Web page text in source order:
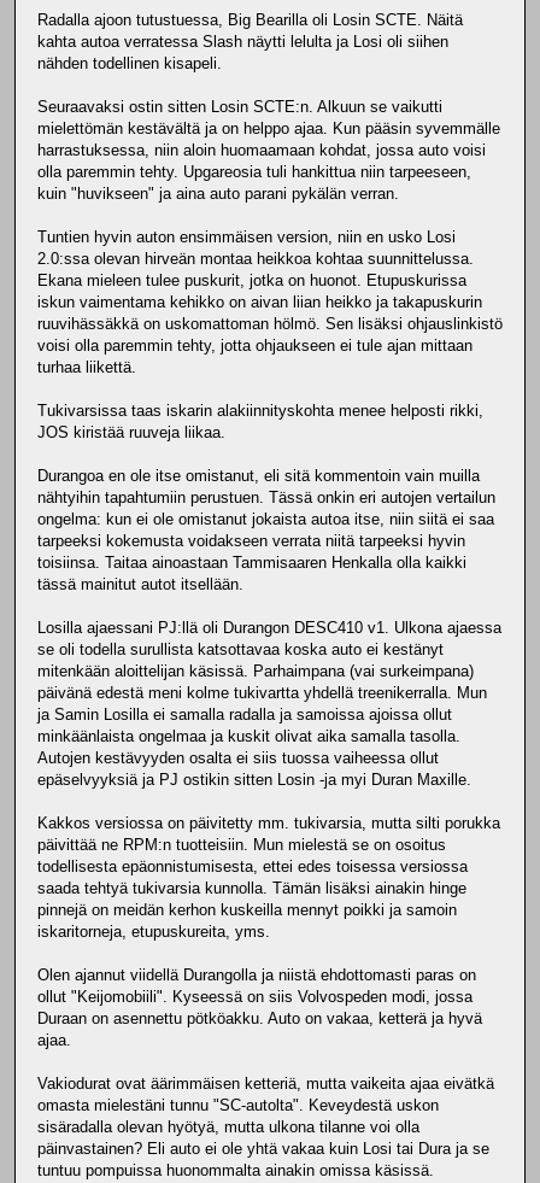
Radalla ajoon tutustuessa, Big Bearilla oli Losin SCTE. Näitä
kahta autoa verratessa Slash näytti lelulta ja Losi oli siihen
nähden todellinen kisapeli.
Seuraavaksi ostin sitten Losin SCTE:n. Alkuun se vaikutti
mielettömän kestävältä ja on helppo ajaa. Kun pääsin syvemmälle
harrastuksessa, niin aloin huomaamaan kohdat, jossa auto voisi
olla paremmin tehty. Upgareosia tuli hankittua niin tarpeeseen,
kuin "huvikseen" ja aina auto parani pykälän verran.
Tuntien hyvin auton ensimmäisen version, niin en usko Losi
2.0:ssa olevan hirveän montaa heikkoa kohtaa suunnittelussa.
Ekana mieleen tulee puskurit, jotka on huonot. Etupuskurissa
iskun vaimentama kehikko on aivan liian heikko ja takapuskurin
ruuvihässäkkä on uskomattoman hölmö. Sen lisäksi ohjauslinkistö
voisi olla paremmin tehty, jotta ohjaukseen ei tule ajan mittaan
turhaa liikettä.
Tukivarsissa taas iskarin alakiinnityskohta menee helposti rikki,
JOS kiristää ruuveja liikaa.
Durangoa en ole itse omistanut, eli sitä kommentoin vain muilla
nähtyihin tapahtumiin perustuen. Tässä onkin eri autojen vertailun
ongelma: kun ei ole omistanut jokaista autoa itse, niin siitä ei saa
tarpeeksi kokemusta voidakseen verrata niitä tarpeeksi hyvin
toisiinsa. Taitaa ainoastaan Tammisaaren Henkalla olla kaikki
tässä mainitut autot itsellään.
Losilla ajaessani PJ:llä oli Durangon DESC410 v1. Ulkona ajaessa
se oli todella surullista katsottavaa koska auto ei kestänyt
mitenkään aloittelijan käsissä. Parhaimpana (vai surkeimpana)
päivänä edestä meni kolme tukivartta yhdellä treenikerralla. Mun
ja Samin Losilla ei samalla radalla ja samoissa ajoissa ollut
minkäänlaista ongelmaa ja kuskit olivat aika samalla tasolla.
Autojen kestävyyden osalta ei siis tuossa vaiheessa ollut
epäselvyyksiä ja PJ ostikin sitten Losin -ja myi Duran Maxille.
Kakkos versiossa on päivitetty mm. tukivarsia, mutta silti porukka
päivittää ne RPM:n tuotteisiin. Mun mielestä se on osoitus
todellisesta epäonnistumisesta, ettei edes toisessa versiossa
saada tehtyä tukivarsia kunnolla. Tämän lisäksi ainakin hinge
pinnejä on meidän kerhon kuskeilla mennyt poikki ja samoin
iskaritorneja, etupuskureita, yms.
Olen ajannut viidellä Durangolla ja niistä ehdottomasti paras on
ollut "Keijomobiili". Kyseessä on siis Volvospeden modi, jossa
Duraan on asennettu pötköakku. Auto on vakaa, ketterä ja hyvä
ajaa.
Vakiodurat ovat äärimmäisen ketteriä, mutta vaikeita ajaa eivätkä
omasta mielestäni tunnu "SC-autolta". Keveydestä uskon
sisäradalla olevan hyötyä, mutta ulkona tilanne voi olla
päinvastainen? Eli auto ei ole yhtä vakaa kuin Losi tai Dura ja se
tuntuu pompuissa huonommalta ainakin omissa käsissä.